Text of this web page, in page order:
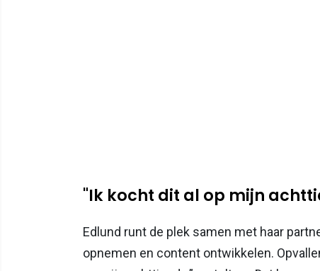
"Ik kocht dit al op mijn
Edlund runt de plek samen met haar
opnemen en content ontwikkelen.